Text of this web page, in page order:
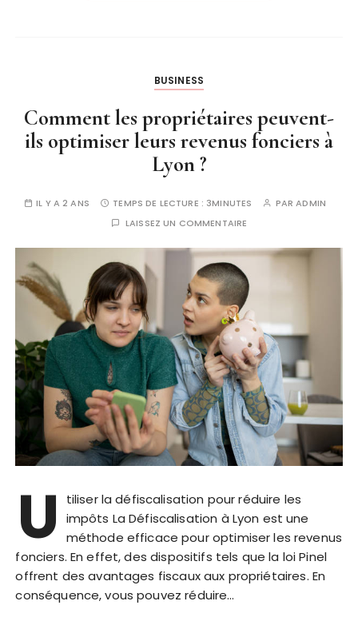
BUSINESS
Comment les propriétaires peuvent-
ils optimiser leurs revenus fonciers à
Lyon ?
IL Y A 2 ANS TEMPS DE LECTURE : 3MINUTES PARADMIN
LAISSEZ UN COMMENTAIRE
U
tiliser la défiscalisation pour réduire les
impôts La Défiscalisation à Lyon est une
méthode efficace pour optimiser les revenus
fonciers. En effet, des dispositifs tels que la loi Pinel
offrent des avantages fiscaux aux propriétaires. En
conséquence, vous pouvez réduire…